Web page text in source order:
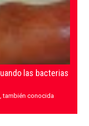
las bacterias
también conocida